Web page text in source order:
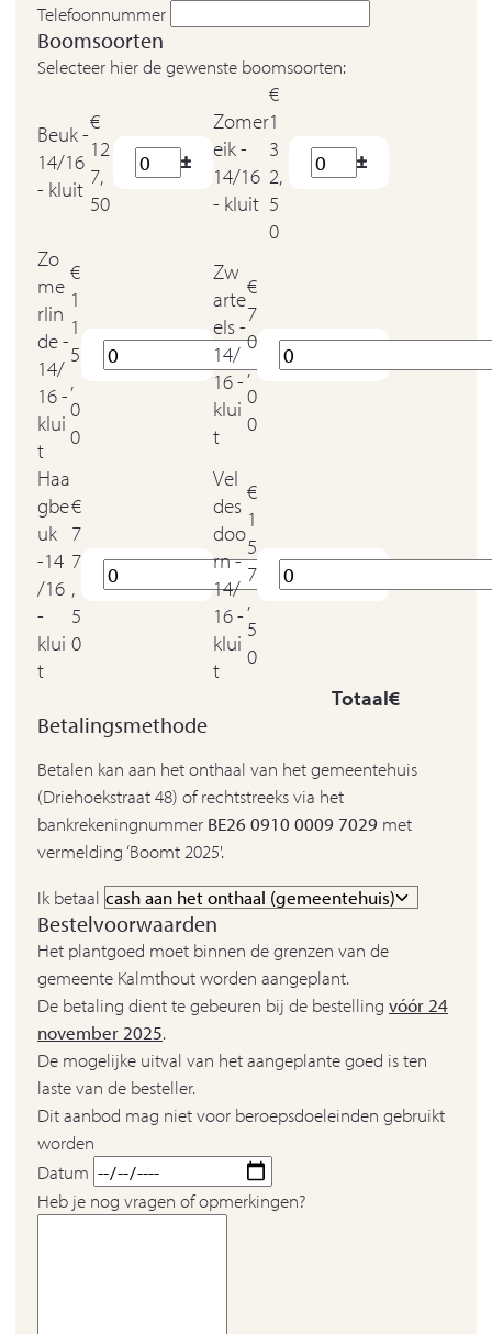
Telefoonnummer
Boomsoorten
Selecteer hier de gewenste boomsoorten:
Beuk -
14/16
- kluit
€
12
7,
50
Zomer
eik -
14/16
- kluit
€
1
3
2,
5
0
Zo
me
rlin
de -
14/
16 -
klui
t
€
1
1
5
,
0
0
Zw
arte
els -
14/
16 -
klui
t
€
7
0
,
0
0
Haa
gbe
uk
-14
/16
-
klui
t
€
7
7
,
5
0
Vel
des
doo
rn -
14/
16 -
klui
t
€
1
5
7
,
5
0
Totaal€
Betalingsmethode
Betalen kan aan het onthaal van het gemeentehuis
(Driehoekstraat 48) of rechtstreeks via het
bankrekeningnummer BE26 0910 0009 7029 met
vermelding ‘Boomt 2025'.
Ik betaal
Bestelvoorwaarden
Het plantgoed moet binnen de grenzen van de
gemeente Kalmthout worden aangeplant.
De betaling dient te gebeuren bij de bestelling vóór 24
november 2025.
De mogelijke uitval van het aangeplante goed is ten
laste van de besteller.
Dit aanbod mag niet voor beroepsdoeleinden gebruikt
worden
Datum
Heb je nog vragen of opmerkingen?